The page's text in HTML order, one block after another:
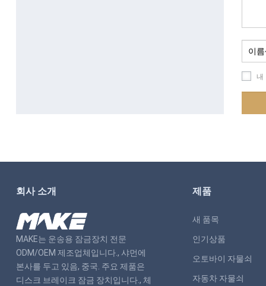
내
회사 소개
MAKE는 운송용 잠금장치 전문
ODM/OEM 제조업체입니다., 샤먼에
본사를 두고 있음, 중국. 주요 제품은
디스크 브레이크 잠금 장치입니다., 체
제품
새 품목
인기상품
오토바이 자물쇠
자동차 자물쇠